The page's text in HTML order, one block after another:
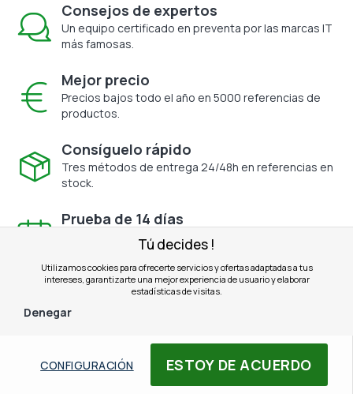
ESTOY DE ACUERDO
CONFIGURACIÓN
Tú decides !
Utilizamos cookies para ofrecerte servicios y ofertas adaptadas a tus
intereses, garantizarte una mejor experiencia de usuario y elaborar
estadísticas de visitas.
Denegar
Consejos de expertos
Un equipo certificado en preventa por las marcas IT
más famosas.
Mejor precio
Precios bajos todo el año en 5000 referencias de
productos.
Consíguelo rápido
Tres métodos de entrega 24/48h en referencias en
stock.
Prueba de 14 días
Válido en todos los productos elegibles.
Cotización Gratis
Pago seguro